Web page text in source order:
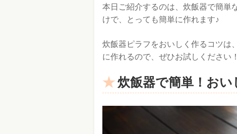
本日ご紹介するのは、炊飯器で簡単
けで、とっても簡単に作れます♪
炊飯器ピラフをおいしく作るコツは
に作れるので、ぜひお試しください！
炊飯器で簡単！お